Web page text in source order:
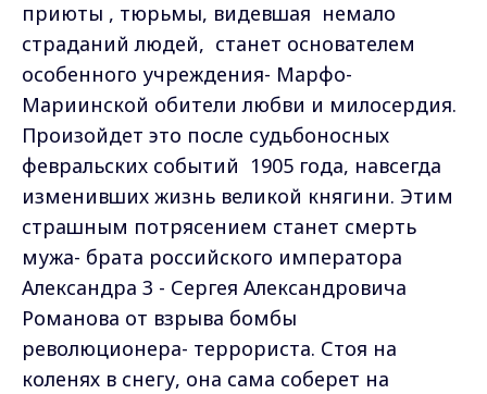
приюты , тюрьмы, видевшая немало
страданий людей, станет основателем
особенного учреждения- Марфо-
Мариинской обители любви и милосердия.
Произойдет это после судьбоносных
февральских событий 1905 года, навсегда
изменивших жизнь великой княгини. Этим
страшным потрясением станет смерть
мужа- брата российского императора
Александра 3 - Сергея Александровича
Романова от взрыва бомбы
революционера- террориста. Стоя на
коленях в снегу, она сама соберет на